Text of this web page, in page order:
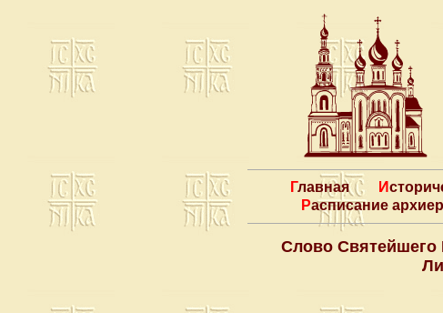
Главная
Расписание
Слово Святейшего